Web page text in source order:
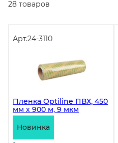
28 товаров
Арт.24-3110
Пленка Optiline ПВХ, 450
мм х 900 м, 9 мкм
Новинка